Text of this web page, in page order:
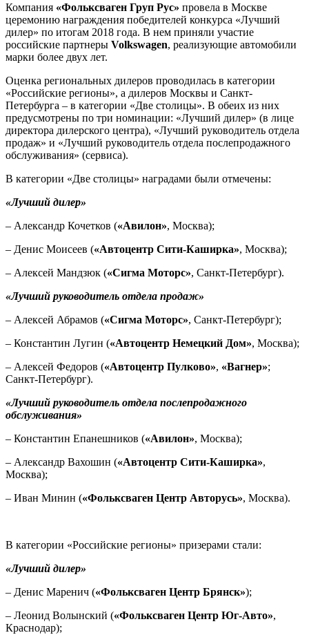
Компания «Фольксваген Груп Рус» провела в Москве
церемонию награждения победителей конкурса «Лучший
дилер» по итогам 2018 года. В нем приняли участие
российские партнеры Volkswagen, реализующие автомобили
марки более двух лет.
Оценка региональных дилеров проводилась в категории
«Российские регионы», а дилеров Москвы и Санкт-
Петербурга – в категории «Две столицы». В обеих из них
предусмотрены по три номинации: «Лучший дилер» (в лице
директора дилерского центра), «Лучший руководитель отдела
продаж» и «Лучший руководитель отдела послепродажного
обслуживания» (сервиса).
В категории «Две столицы» наградами были отмечены:
«Лучший дилер»
– Александр Кочетков («Авилон», Москва);
– Денис Моисеев («Автоцентр Сити-Каширка», Москва);
– Алексей Мандзюк («Сигма Моторс», Санкт-Петербург).
«Лучший руководитель отдела продаж»
– Алексей Абрамов («Сигма Моторс», Санкт-Петербург);
– Константин Лугин («Автоцентр Немецкий Дом», Москва);
– Алексей Федоров («Автоцентр Пулково», «Вагнер»;
Санкт-Петербург).
«Лучший руководитель отдела послепродажного
обслуживания»
– Константин Епанешников («Авилон», Москва);
– Александр Вахошин («Автоцентр Сити-Каширка»,
Москва);
– Иван Минин («Фольксваген Центр Авторусь», Москва).
В категории «Российские регионы» призерами стали:
«Лучший дилер»
– Денис Маренич («Фольксваген Центр Брянск»);
– Леонид Волынский («Фольксваген Центр Юг-Авто»,
Краснодар);